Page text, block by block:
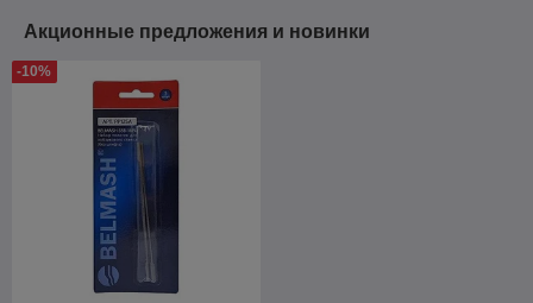
Акционные предложения и новинки
-10%